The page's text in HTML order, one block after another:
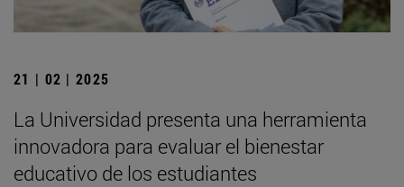
21 | 02 | 2025
La Universidad presenta una herramienta
innovadora para evaluar el bienestar
educativo de los estudiantes